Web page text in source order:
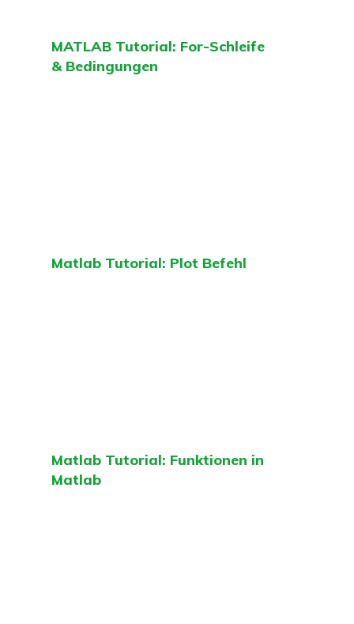
MATLAB Tutorial: For-Schleife
& Bedingungen
Matlab Tutorial: Plot Befehl
Matlab Tutorial: Funktionen in
Matlab